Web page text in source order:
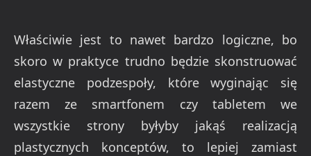
Właściwie jest to nawet bardzo logiczne, bo
skoro w praktyce trudno będzie skonstruować
elastyczne podzespoły, które wyginając się
razem ze smartfonem czy tabletem we
wszystkie strony byłyby jakąś realizacją
plastycznych konceptów, to lepiej zamiast